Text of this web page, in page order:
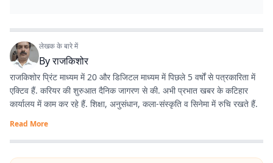
लेखक के बारे में
Byराजकिशोर
राजकिशोर प्रिंट माध्यम में 20 और डिजिटल माध्यम में पिछले 5 वर्षों से पत्रकारिता में
एक्टिव हैं. करियर की शुरुआत दैनिक जागरण से की. अभी प्रभात खबर के कटिहार
कार्यालय में काम कर रहे हैं. शिक्षा, अनुसंधान, कला-संस्कृति व सिनेमा में रुचि रखते हैं.
Read More